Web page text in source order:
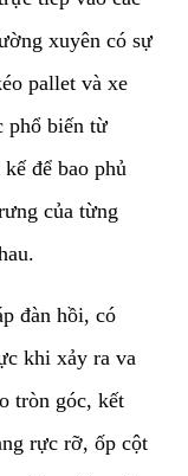
xuyên có sự
pallet và xe
phổ biến từ
để bao phủ
của từng
đàn hồi, có
khi xảy ra va
tròn góc, kết
rực rỡ, ốp cột